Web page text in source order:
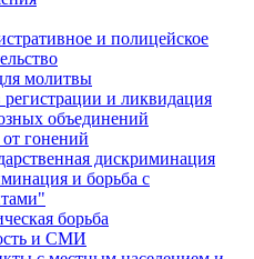
и полицейское
молитвы
регистрации и ликвидация
объединений
гонений
дискриминация
и борьба с
борьба
и СМИ